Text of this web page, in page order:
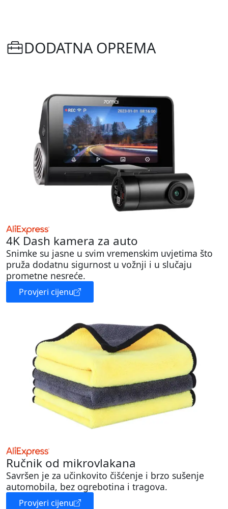
DODATNA OPREMA
4K Dash kamera za auto
Snimke su jasne u svim vremenskim uvjetima što
pruža dodatnu sigurnost u vožnji i u slučaju
prometne nesreće.
Provjeri cijenu
Ručnik od mikrovlakana
Savršen je za učinkovito čišćenje i brzo sušenje
automobila, bez ogrebotina i tragova.
Provjeri cijenu